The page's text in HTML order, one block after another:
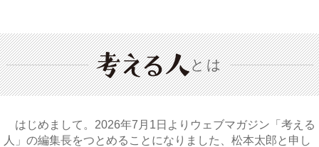
とは
はじめまして。2026年7月1日よりウェブマガジン「考える
人」の編集長をつとめることになりました、松本太郎と申し